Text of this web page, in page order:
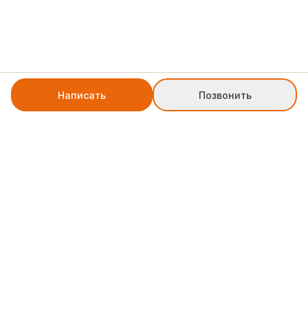
Написать Позвонить